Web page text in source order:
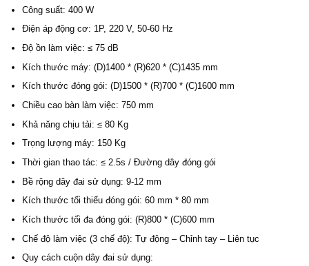
Công suất: 400 W
Điện áp động cơ: 1P, 220 V, 50-60 Hz
Độ ồn làm việc: ≤ 75 dB
Kích thước máy: (D)1400 * (R)620 * (C)1435 mm
Kích thước đóng gói: (D)1500 * (R)700 * (C)1600 mm
Chiều cao bàn làm việc: 750 mm
Khả năng chịu tải: ≤ 80 Kg
Trọng lượng máy: 150 Kg
Thời gian thao tác: ≤ 2.5s / Đường dây đóng gói
Bề rộng dây đai sử dụng: 9-12 mm
Kích thước tối thiểu đóng gói: 60 mm * 80 mm
Kích thước tối đa đóng gói: (R)800 * (C)600 mm
Chế độ làm việc (3 chế độ): Tự động – Chỉnh tay – Liên tục
Quy cách cuộn dây đai sử dụng: